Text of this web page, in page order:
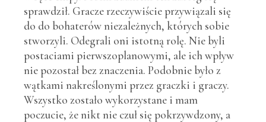
sprawdził. Gracze rzeczywiście przywiązali się
do do bohaterów niezależnych, których sobie
stworzyli. Odegrali oni istotną rolę. Nie byli
postaciami pierwszoplanowymi, ale ich wpływ
nie pozostał bez znaczenia. Podobnie było z
wątkami nakreślonymi przez graczki i graczy.
Wszystko zostało wykorzystane i mam
poczucie, że nikt nie czuł się pokrzywdzony, a